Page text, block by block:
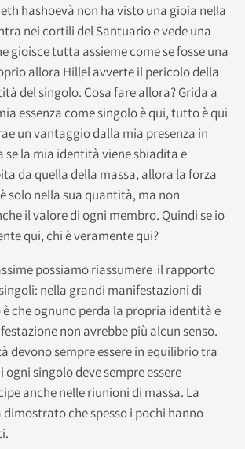
hashoevà non ha visto una gioia nella
nei cortili del Santuario e vede una
gioisce tutta assieme come se fosse una
allora Hillel avverte il pericolo della
del singolo. Cosa fare allora? Grida a
essenza come singolo è qui, tutto è qui
un vantaggio dalla mia presenza in
se la mia identità viene sbiadita e
da quella della massa, allora la forza
solo nella sua quantità, ma non
il valore di ogni membro. Quindi se io
qui, chi è veramente qui?
possiamo riassumere il rapporto
nella grandi manifestazioni di
che ognuno perda la propria identità e
non avrebbe più alcun senso.
devono sempre essere in equilibrio tra
singolo deve sempre essere
anche nelle riunioni di massa. La
che spesso i pochi hanno